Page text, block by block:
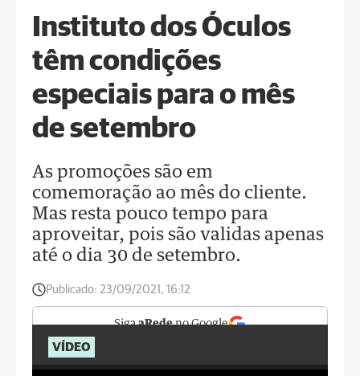
Instituto dos Óculos
têm condições
especiais para o mês
de setembro
As promoções são em
comemoração ao mês do cliente.
Mas resta pouco tempo para
aproveitar, pois são validas apenas
até o dia 30 de setembro.
Publicado: 23/09/2021, 16:12
SigaaRedeno Google
VÍDEO